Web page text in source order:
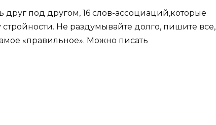
друг под другом, 16 слов-ассоциаций,которые
Не раздумывайте долго, пишите все,
«правильное». Можно писать